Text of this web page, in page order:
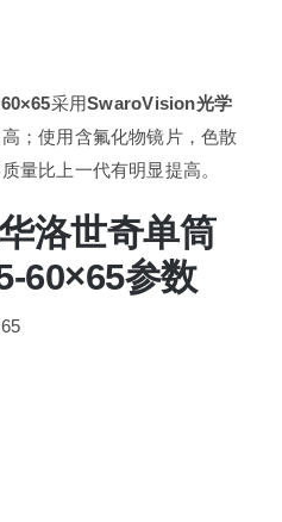
采用SwaroVision光学
；使用含氟化物镜片，色散
量比上一代有明显提高。
洛世奇单筒
60×65参数